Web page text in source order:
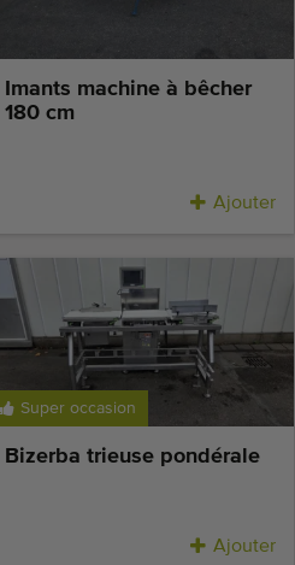
Imants machine à bêcher
180 cm
Ajouter
Super occasion
Bizerba trieuse pondérale
Ajouter